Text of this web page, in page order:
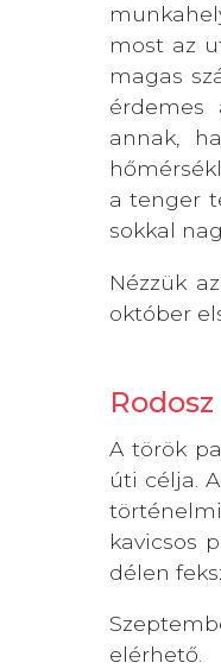
most az
magas
érdemes
annak,
a tenger
sokkal
Nézzük
október
Rodosz
A török
úti célja.
kavicsos
délen
elérhető.